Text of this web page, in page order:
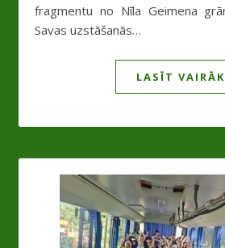
fragmentu no Nīla Geimena
Savas uzstāšanās…
LASĪT VAIRĀK